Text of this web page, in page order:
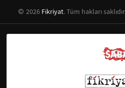
2026 Fikriyat. Tüm hakları